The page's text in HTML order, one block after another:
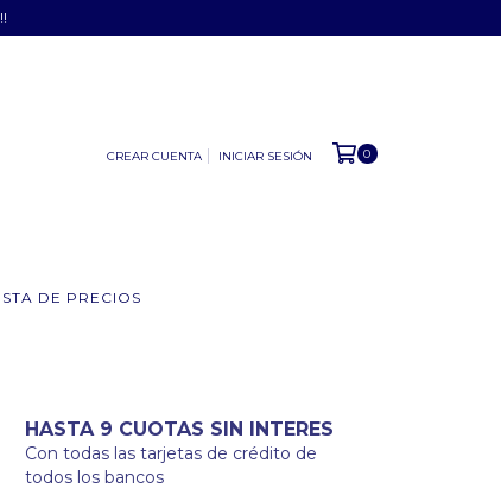
CREAR CUENTA INICIAR SESIÓN 0
DE PRECIOS
HASTA 9 CUOTAS SIN INTERES
Con todas las tarjetas de crédito de
todos los bancos